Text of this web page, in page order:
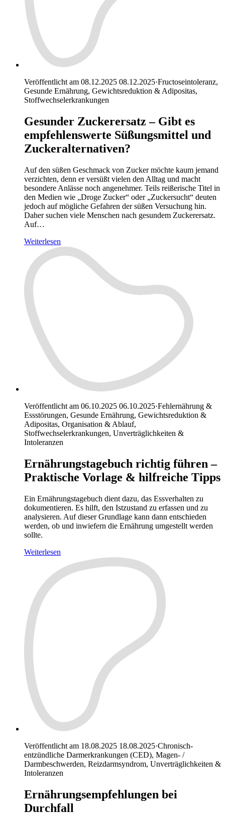
Veröffentlicht am 08.12.2025 08.12.2025·Fructoseintoleranz,
Gesunde Ernährung, Gewichtsreduktion & Adipositas,
Stoffwechselerkrankungen
Gesunder Zuckerersatz – Gibt es
empfehlenswerte Süßungsmittel und
Zuckeralternativen?
Auf den süßen Geschmack von Zucker möchte kaum jemand
verzichten, denn er versüßt vielen den Alltag und macht
besondere Anlässe noch angenehmer. Teils reißerische Titel in
den Medien wie „Droge Zucker“ oder „Zuckersucht“ deuten
jedoch auf mögliche Gefahren der süßen Versuchung hin.
Daher suchen viele Menschen nach gesundem Zuckerersatz.
Auf…
Weiterlesen
Veröffentlicht am 06.10.2025 06.10.2025·Fehlernährung &
Essstörungen, Gesunde Ernährung, Gewichtsreduktion &
Adipositas, Organisation & Ablauf,
Stoffwechselerkrankungen, Unverträglichkeiten &
Intoleranzen
Ernährungstagebuch richtig führen –
Praktische Vorlage & hilfreiche Tipps
Ein Ernährungstagebuch dient dazu, das Essverhalten zu
dokumentieren. Es hilft, den Istzustand zu erfassen und zu
analysieren. Auf dieser Grundlage kann dann entschieden
werden, ob und inwiefern die Ernährung umgestellt werden
sollte.
Weiterlesen
Veröffentlicht am 18.08.2025 18.08.2025·Chronisch-
entzündliche Darmerkrankungen (CED), Magen- /
Darmbeschwerden, Reizdarmsyndrom, Unverträglichkeiten &
Intoleranzen
Ernährungsempfehlungen bei
Durchfall